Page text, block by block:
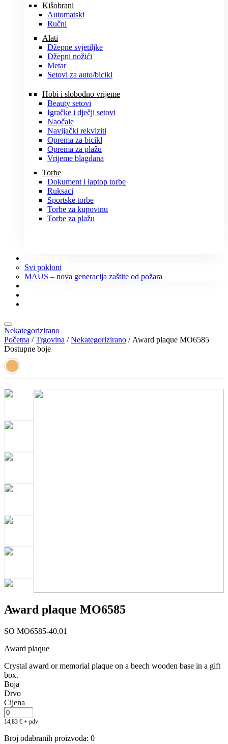
Kišobrani
Automatski
Ručni
Alati
Džepne svjetiljke
Džepni nožići
Metar
Setovi za auto/bicikl
Hobi i slobodno vrijeme
Beauty setovi
Igračke i dječji setovi
Naočale
Navijački rekviziti
Oprema za bicikl
Oprema za plažu
Vrijeme blagdana
Torbe
Dokument i laptop torbe
Ruksaci
Sportske torbe
Torbe za kupovinu
Torbe za plažu
Svi pokloni
MAUS – nova generacija zaštite od požara
Nekategorizirano
Početna /Trgovina /Nekategorizirano / Award plaque MO6585
Dostupne boje
Award plaque MO6585
SO MO6585-40.01
Award plaque
Crystal award or memorial plaque on a beech wooden base in a gift
box.
Boja
Drvo
Cijena
14,83 € + pdv
Broj odabranih proizvoda: 0